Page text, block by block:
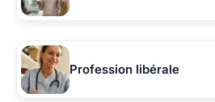
Profession libérale